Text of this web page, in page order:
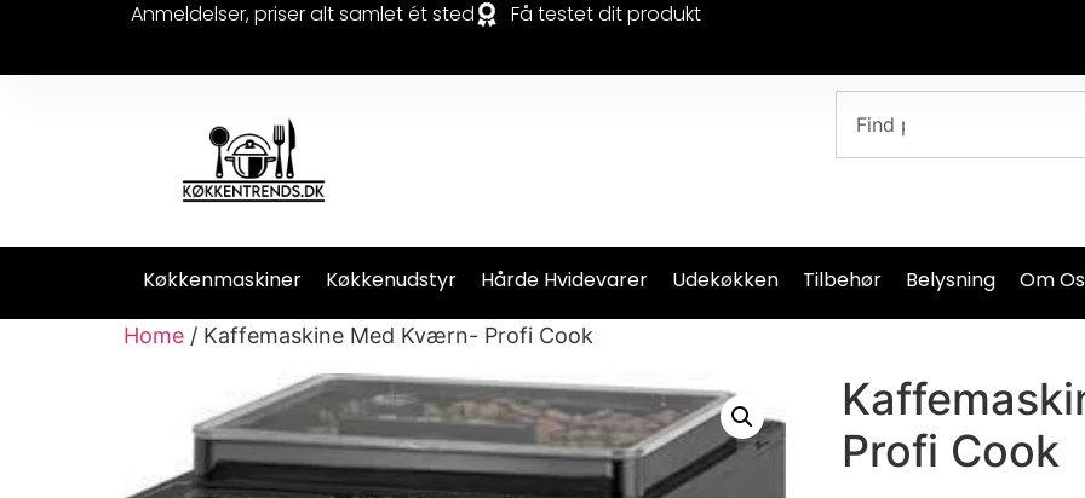
Anmeldelser, priser alt samlet ét sted Få testet dit produkt
Køkkenmaskiner Køkkenudstyr Hårde Hvidevarer Udekøkken Tilbehør Belysning Om Os
Home / Kaffemaskine Med Kværn- Profi Cook
Profi Cook